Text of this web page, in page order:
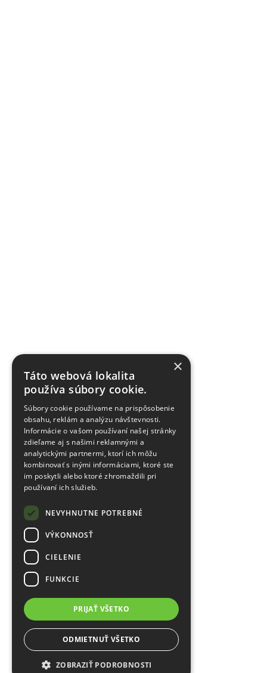
×
Táto webová lokalita
používa súbory cookie.
Súbory cookie používame na prispôsobenie
obsahu, reklám a analýzu návštevnosti.
Informácie o vašom používaní našej stránky
zdieľame aj s našimi reklamnými a
analytickými partnermi, ktorí ich môžu
kombinovať s inými informáciami, ktoré ste
im poskytli alebo ktoré zhromaždili pri
používaní ich služieb.
NEVYHNUTNE POTREBNÉ
VÝKONNOSŤ
CIELENIE
FUNKCIE
PRIJAŤ VŠETKO
ODMIETNUŤ VŠETKO
ZOBRAZIŤ PODROBNOSTI